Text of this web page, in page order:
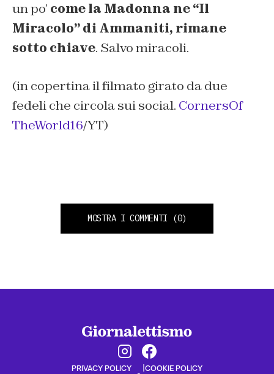
un po’ come la Madonna ne “Il
Miracolo” di Ammaniti, rimane
sotto chiave. Salvo miracoli.
(in copertina il filmato girato da due
fedeli che circola sui social. CornersOf
TheWorld16/YT)
MOSTRA I COMMENTI (0)
PRIVACY POLICY COOKIE POLICY